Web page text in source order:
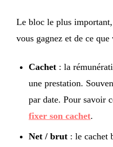
Le bloc le plus
vous gagnez et de ce que
Cachet : la
une prestation.
par date. Pour savoir
fixer son cachet.
Net / brut : le cachet